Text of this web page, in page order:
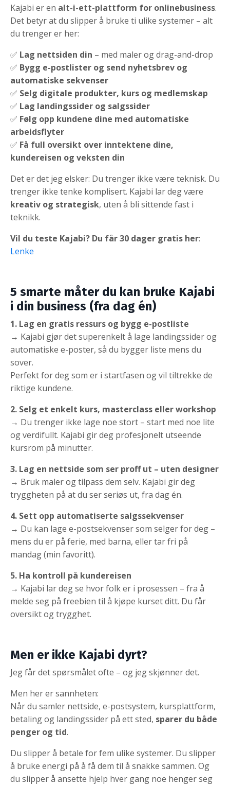
Kajabi er en alt-i-ett-plattform for onlinebusiness.
Det betyr at du slipper å bruke ti ulike systemer – alt
du trenger er her:
✅ Lag nettsiden din – med maler og drag-and-drop
✅ Bygg e-postlister og send nyhetsbrev og
automatiske sekvenser
✅ Selg digitale produkter, kurs og medlemskap
✅ Lag landingssider og salgssider
✅ Følg opp kundene dine med automatiske
arbeidsflyter
✅ Få full oversikt over inntektene dine,
kundereisen og veksten din
Det er det jeg elsker: Du trenger ikke være teknisk. Du
trenger ikke tenke komplisert. Kajabi lar deg være
kreativ og strategisk, uten å bli sittende fast i
teknikk.
Vil du teste Kajabi? Du får 30 dager gratis her:
Lenke
5 smarte måter du kan bruke Kajabi
i din business (fra dag én)
1. Lag en gratis ressurs og bygg e-postliste
→ Kajabi gjør det superenkelt å lage landingssider og
automatiske e-poster, så du bygger liste mens du
sover.
Perfekt for deg som er i startfasen og vil tiltrekke de
riktige kundene.
2. Selg et enkelt kurs, masterclass eller workshop
→ Du trenger ikke lage noe stort – start med noe lite
og verdifullt. Kajabi gir deg profesjonelt utseende
kursrom på minutter.
3. Lag en nettside som ser proff ut – uten designer
→ Bruk maler og tilpass dem selv. Kajabi gir deg
tryggheten på at du ser seriøs ut, fra dag én.
4. Sett opp automatiserte salgssekvenser
→ Du kan lage e-postsekvenser som selger for deg –
mens du er på ferie, med barna, eller tar fri på
mandag (min favoritt).
5. Ha kontroll på kundereisen
→ Kajabi lar deg se hvor folk er i prosessen – fra å
melde seg på freebien til å kjøpe kurset ditt. Du får
oversikt og trygghet.
Men er ikke Kajabi dyrt?
Jeg får det spørsmålet ofte – og jeg skjønner det.
Men her er sannheten:
Når du samler nettside, e-postsystem, kursplattform,
betaling og landingssider på ett sted, sparer du både
penger og tid.
Du slipper å betale for fem ulike systemer. Du slipper
å bruke energi på å få dem til å snakke sammen. Og
du slipper å ansette hjelp hver gang noe henger seg